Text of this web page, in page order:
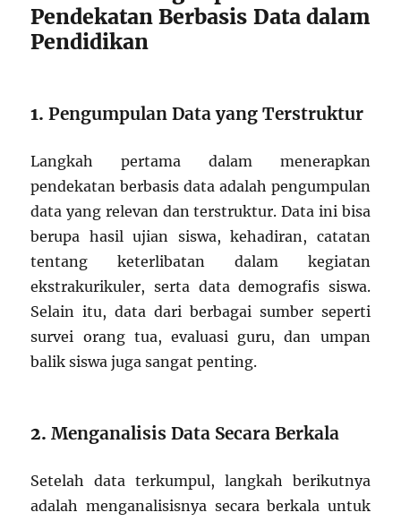
Pendekatan Berbasis Data dalam
Pendidikan
1.Pengumpulan Data yang Terstruktur
Langkah pertama dalam menerapkan
pendekatan berbasis data adalah pengumpulan
data yang relevan dan terstruktur. Data ini bisa
berupa hasil ujian siswa, kehadiran, catatan
tentang keterlibatan dalam kegiatan
ekstrakurikuler, serta data demografis siswa.
Selain itu, data dari berbagai sumber seperti
survei orang tua, evaluasi guru, dan umpan
balik siswa juga sangat penting.
2.Menganalisis Data Secara Berkala
Setelah data terkumpul, langkah berikutnya
adalah menganalisisnya secara berkala untuk